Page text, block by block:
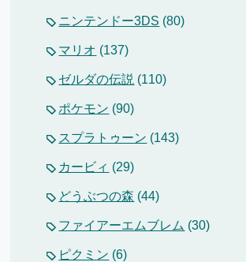
ニンテンドー3DS (80)
マリオ (137)
ゼルダの伝説 (110)
ポケモン (90)
スプラトゥーン (143)
カービィ (29)
どうぶつの森 (44)
ファイアーエムブレム (30)
ピクミン (6)